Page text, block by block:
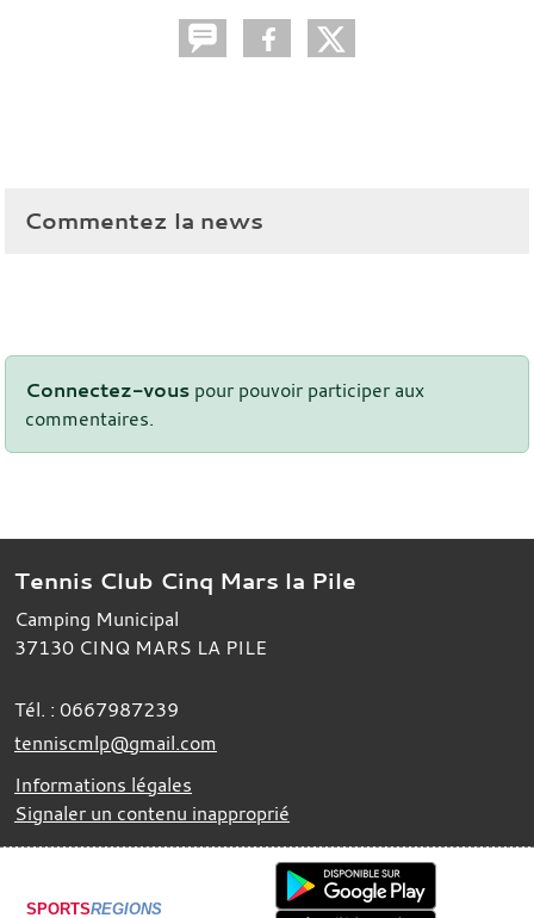
Commentez la news
Connectez-vous pour pouvoir participer aux
commentaires.
Tennis Club Cinq Mars la Pile
Camping Municipal
37130 CINQ MARS LA PILE
Tél. : 0667987239
tenniscmlp@gmail.com
Informations légales
Signaler un contenu inapproprié
SPORTSREGIONS